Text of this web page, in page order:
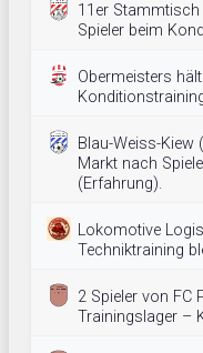
11er
Spieler beim
Obermeisters
Blau-Weiss-Kiew
Markt nach
(Erfahrung).
Lokomotive
Techniktraining
2 Spieler von FC
Trainingslager –